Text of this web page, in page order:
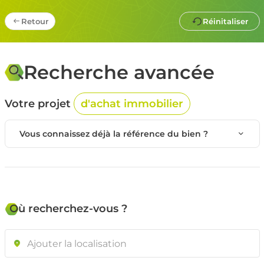
Retour Réinitaliser
Recherche avancée
Votre projet d'achat immobilier
Vous connaissez déjà la référence du bien ?
Valider
Où recherchez-vous ?